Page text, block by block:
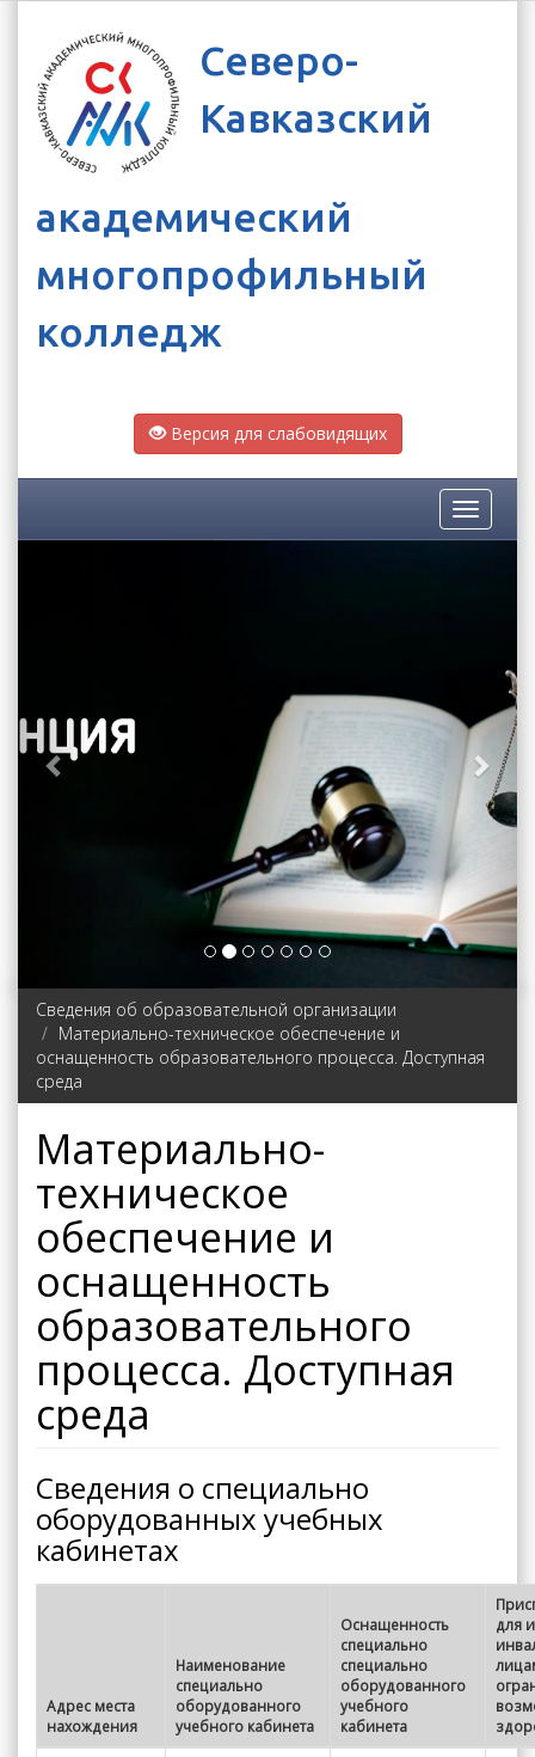
Северо-
Кавказский
академический
многопрофильный
колледж
Версия для слабовидящих
Toggle
Сведения об образовательной организации
Материально-техническое обеспечение и
оснащенность образовательного процесса. Доступная
среда
Материально-
техническое
обеспечение и
оснащенность
образовательного
процесса. Доступная
среда
Сведения о специально
оборудованных учебных
кабинетах
Адрес места
нахождения
Наименование
специально
оборудованного
учебного кабинета
Оснащенность
специально
специально
оборудованного
учебного
кабинета
для